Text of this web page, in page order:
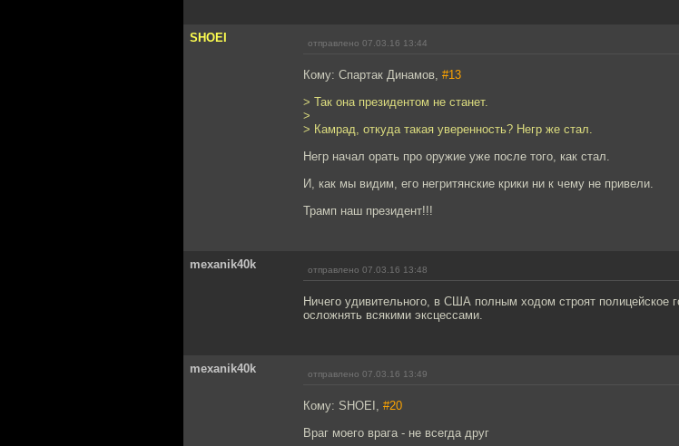
SHOEI отправлено 07.03.16 13:44
Кому: Спартак Динамов, #13
> Так она президентом не станет.
>
> Камрад, откуда такая уверенность? Негр же стал.
Негр начал орать про оружие уже после того, как стал.
И, как мы видим, его негритянские крики ни к чему не привели.
Трамп наш президент!!!
mexanik40k отправлено 07.03.16 13:48
Ничего удивительного, в США полным ходом строят полицейское
осложнять всякими эксцессами.
mexanik40k отправлено 07.03.16 13:49
Кому: SHOEI, #20
Враг моего врага - не всегда друг